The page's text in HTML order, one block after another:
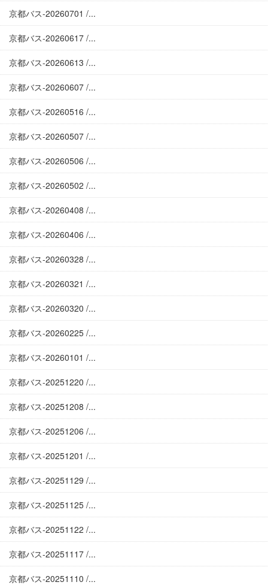
京都バス-20260701 /...
京都バス-20260617 /...
京都バス-20260613 /...
京都バス-20260607 /...
京都バス-20260516 /...
京都バス-20260507 /...
京都バス-20260506 /...
京都バス-20260502 /...
京都バス-20260408 /...
京都バス-20260406 /...
京都バス-20260328 /...
京都バス-20260321 /...
京都バス-20260320 /...
京都バス-20260225 /...
京都バス-20260101 /...
京都バス-20251220 /...
京都バス-20251208 /...
京都バス-20251206 /...
京都バス-20251201 /...
京都バス-20251129 /...
京都バス-20251125 /...
京都バス-20251122 /...
京都バス-20251117 /...
京都バス-20251110 /...